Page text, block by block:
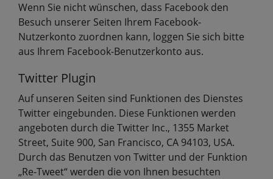
Wenn Sie nicht wünschen, dass Facebook den
Besuch unserer Seiten Ihrem Facebook-
Nutzerkonto zuordnen kann, loggen Sie sich bitte
aus Ihrem Facebook-Benutzerkonto aus.
Twitter Plugin
Auf unseren Seiten sind Funktionen des Dienstes
Twitter eingebunden. Diese Funktionen werden
angeboten durch die Twitter Inc., 1355 Market
Street, Suite 900, San Francisco, CA 94103, USA.
Durch das Benutzen von Twitter und der Funktion
„Re-Tweet“ werden die von Ihnen besuchten